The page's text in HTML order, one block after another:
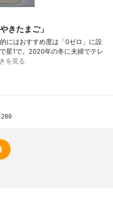
きたまご」
にはおすすめ度は「0ゼロ」に設
星1で。2020年の冬に夫婦でテレ
を見る
289